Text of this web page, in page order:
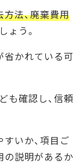
法、廃棄費用
ょう。
省かれている可
も確認し、信頼
いか、項目ご
の説明があるか